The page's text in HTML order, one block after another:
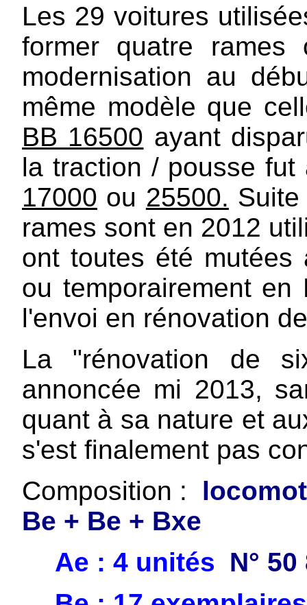
Les 29 voitures
former quatre
modernisation au
même modèle que
BB 16500 ayant
la traction / pousse
17000 ou 25500.
rames sont en 2012
ont toutes été mutées
ou temporairement
l'envoi en rénovation
La "rénovation de
annoncée mi 2013,
quant à sa nature et
s'est finalement pas
Composition :
Be + Be + Bxe
Ae : 4 unités N°